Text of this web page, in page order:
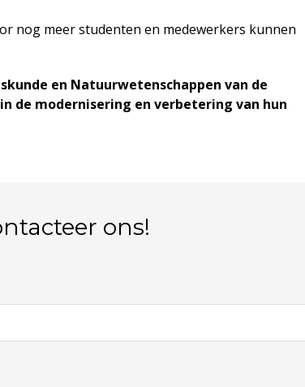
nog meer studenten en medewerkers kunnen
en Natuurwetenschappen van de
de modernisering en verbetering van hun
ons!